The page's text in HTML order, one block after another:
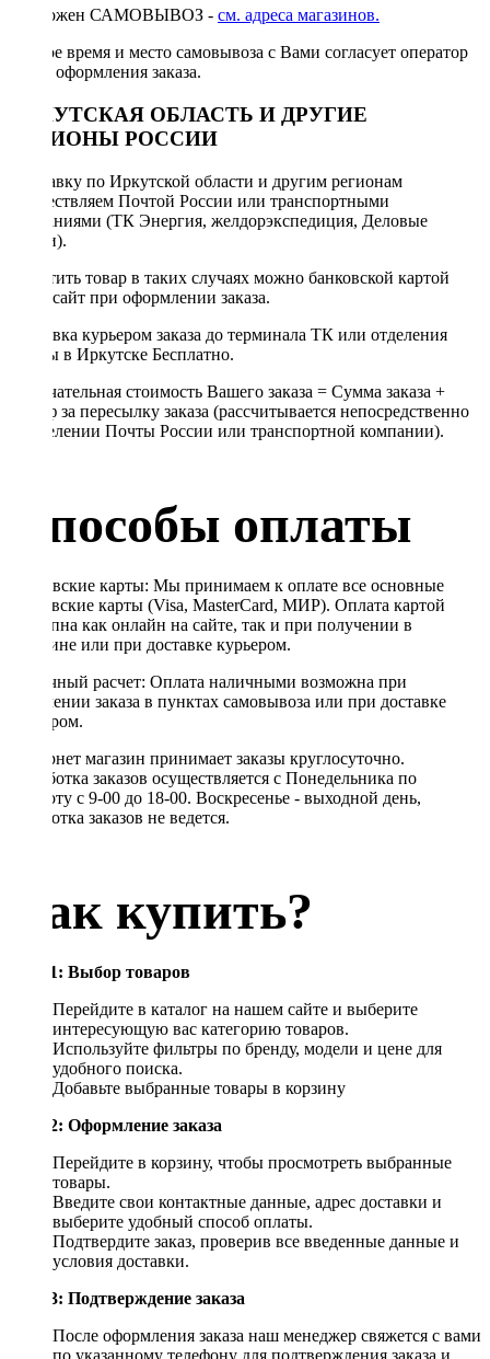
Возможен САМОВЫВОЗ - см. адреса магазинов.
Точное время и место самовывоза с Вами согласует оператор
после оформления заказа.
ИРКУТСКАЯ ОБЛАСТЬ И ДРУГИЕ
РЕГИОНЫ РОССИИ
Отправку по Иркутской области и другим регионам
осуществляем Почтой России или транспортными
компаниями (ТК Энергия, желдорэкспедиция, Деловые
линии).
Оплатить товар в таких случаях можно банковской картой
через сайт при оформлении заказа.
Доставка курьером заказа до терминала ТК или отделения
Почты в Иркутске Бесплатно.
Окончательная стоимость Вашего заказа = Сумма заказа +
Тариф за пересылку заказа (рассчитывается непосредственно
в отделении Почты России или транспортной компании).
Способы оплаты
Банковские карты: Мы принимаем к оплате все основные
банковские карты (Visa, MasterCard, МИР). Оплата картой
доступна как онлайн на сайте, так и при получении в
магазине или при доставке курьером.
Наличный расчет: Оплата наличными возможна при
получении заказа в пунктах самовывоза или при доставке
курьером.
Интернет магазин принимает заказы круглосуточно.
Обработка заказов осуществляется с Понедельника по
Субботу с 9-00 до 18-00. Воскресенье - выходной день,
обработка заказов не ведется.
Как купить?
Шаг 1: Выбор товаров
Перейдите в каталог на нашем сайте и выберите
интересующую вас категорию товаров.
Используйте фильтры по бренду, модели и цене для
удобного поиска.
Добавьте выбранные товары в корзину
Шаг 2: Оформление заказа
Перейдите в корзину, чтобы просмотреть выбранные
товары.
Введите свои контактные данные, адрес доставки и
выберите удобный способ оплаты.
Подтвердите заказ, проверив все введенные данные и
условия доставки.
Шаг 3: Подтверждение заказа
После оформления заказа наш менеджер свяжется с вами
по указанному телефону для подтверждения заказа и